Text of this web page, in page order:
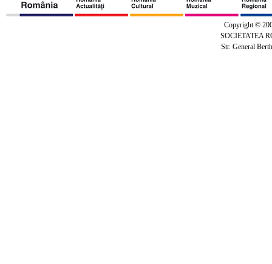
Copyright ©
SOCIETATEA
Str. General